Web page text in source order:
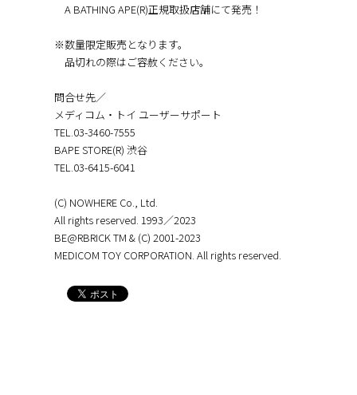
A BATHING APE(R)正規取扱店舗にて発売！
※数量限定販売となります。
品切れの際はご容赦ください。
問合せ先／
メディコム・トイ ユーザーサポート
TEL.03-3460-7555
BAPE STORE(R) 渋谷
TEL.03-6415-6041
(C) NOWHERE Co., Ltd.
All rights reserved. 1993／2023
BE@RBRICK TM & (C) 2001-2023
MEDICOM TOY CORPORATION. All rights reserved.